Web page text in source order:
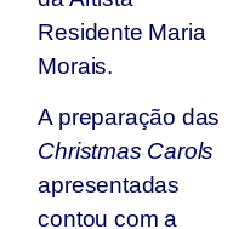
Residente Maria
Morais.
A preparação das
Christmas Carols
apresentadas
contou com a